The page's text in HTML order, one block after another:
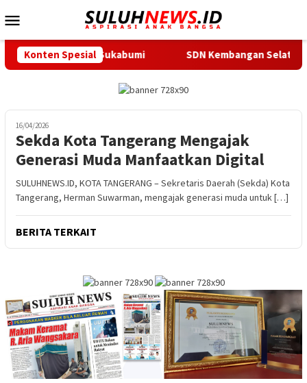
ke
Mobile
Konten Spesial
Sukabumi SDN Kembangan Selatan 01 Jakarta
16/04/2026
Sekda Kota Tangerang Mengajak
Generasi Muda Manfaatkan Digital
SULUHNEWS.ID, KOTA TANGERANG – Sekretaris Daerah (Sekda) Kota
Tangerang, Herman Suwarman, mengajak generasi muda untuk […]
BERITA TERKAIT